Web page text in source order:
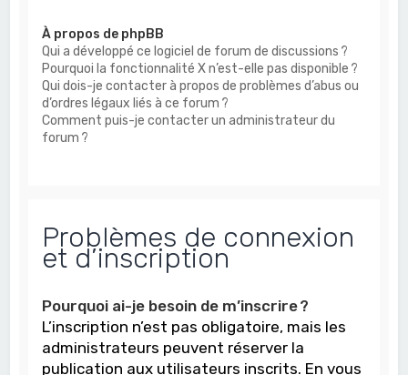
À propos de phpBB
Qui a développé ce logiciel de forum de discussions ?
Pourquoi la fonctionnalité X n’est-elle pas disponible ?
Qui dois-je contacter à propos de problèmes d’abus ou
d’ordres légaux liés à ce forum ?
Comment puis-je contacter un administrateur du
forum ?
Problèmes de connexion
et d’inscription
Pourquoi ai-je besoin de m’inscrire ?
L’inscription n’est pas obligatoire, mais les
administrateurs peuvent réserver la
publication aux utilisateurs inscrits. En vous